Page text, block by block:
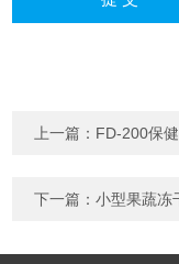
上一篇： FD-200保
下一篇：小型果蔬冻